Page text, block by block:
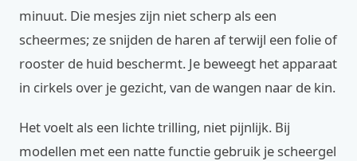
minuut. Die mesjes zijn niet scherp als een
scheermes; ze snijden de haren af terwijl een folie of
rooster de huid beschermt. Je beweegt het apparaat
in cirkels over je gezicht, van de wangen naar de kin.
Het voelt als een lichte trilling, niet pijnlijk. Bij
modellen met een natte functie gebruik je scheergel